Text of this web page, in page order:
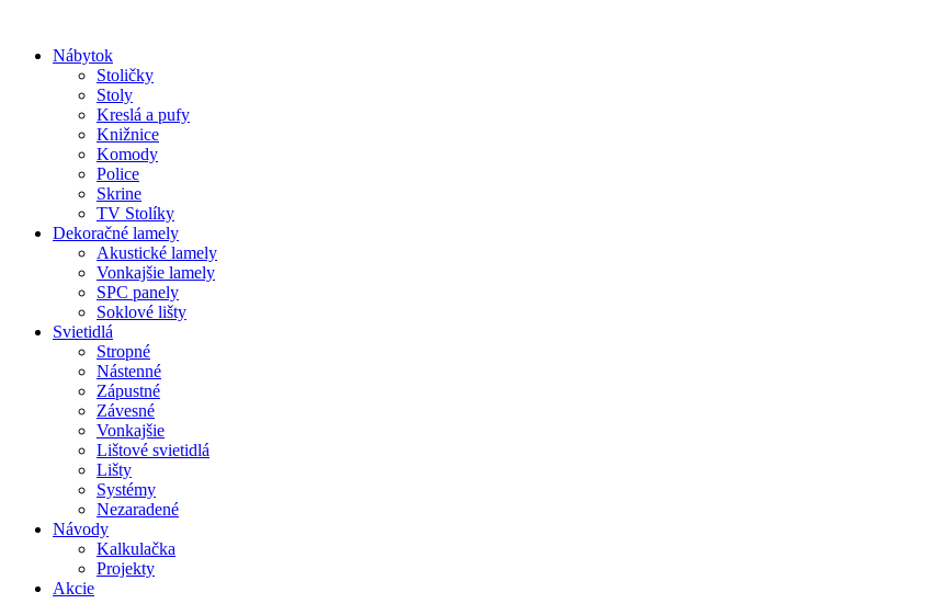
obsah
Nábytok
Stoličky
Stoly
Kreslá a pufy
Knižnice
Komody
Police
Skrine
TV Stolíky
Dekoračné lamely
Akustické lamely
Vonkajšie lamely
SPC panely
Soklové lišty
Svietidlá
Stropné
Nástenné
Zápustné
Závesné
Vonkajšie
Lištové svietidlá
Lišty
Systémy
Nezaradené
Návody
Kalkulačka
Projekty
Akcie